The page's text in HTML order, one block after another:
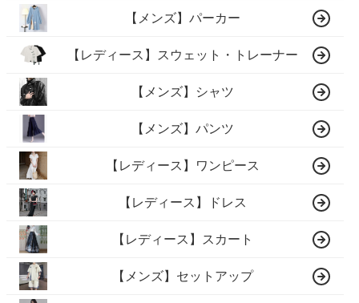
【メンズ】パーカー
【レディース】スウェット・トレーナー
【メンズ】シャツ
【メンズ】パンツ
【レディース】ワンピース
【レディース】ドレス
【レディース】スカート
【メンズ】セットアップ